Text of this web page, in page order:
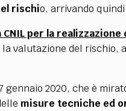
rischio, arrivando
CNIL per la
valutazione del rischio,
gennaio 2020, che è
misure tecniche ed